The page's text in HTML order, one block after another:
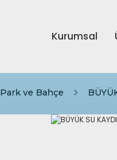
Kurumsal
Park ve Bahçe